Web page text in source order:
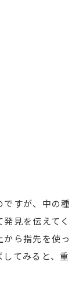
すが、中の種
見を伝えてく
ら指先を使っ
てみると、重